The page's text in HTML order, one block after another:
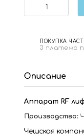
ПОКУПКА
3 платежа
Описание
Аппарат RF
Производство:
Чешская